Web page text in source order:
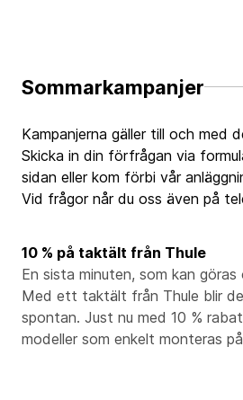
Sommarkampanjer
Kampanjerna gäller till och med
Skicka in din förfrågan via
sidan eller kom förbi vår
Vid frågor når du oss även på
10 % på taktält från Thule
En sista minuten, som kan göras
Med ett taktält från Thule blir
spontan. Just nu med 10 %
modeller som enkelt monteras